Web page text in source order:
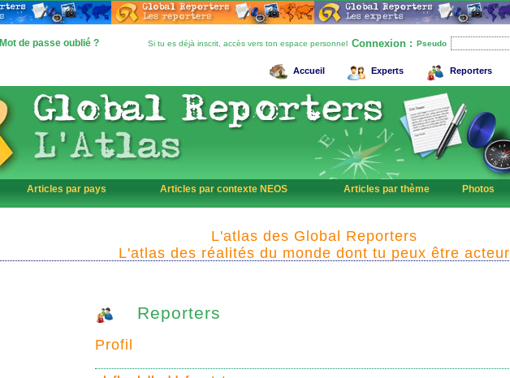
Mot de passe oublié ? Si tu es déjà inscrit, accès vers ton espace personnel Connexion : Pseudo
Accueil Experts Reporters
Articles par pays Articles par contexte NEOS Articles par thème Photos
L'atlas des Global Reporters
L'atlas des réalités du monde dont tu peux être acteur
Reporters
Profil